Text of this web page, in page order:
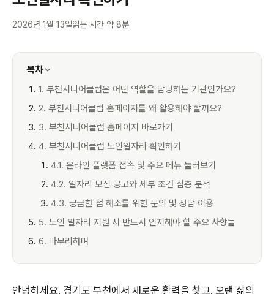
2026년 1월 13일읽는 시간 약 8분
목차
1. 부천시니어클럽은 어떤 역할을 담당하는 기관인가요?
2. 부천시니어클럽 홈페이지를 왜 활용해야 할까요?
3. 부천시니어클럽 홈페이지 바로가기
4. 부천시니어클럽 노인일자리 확인하기
4.1. 온라인 플랫폼 접속 및 주요 메뉴 둘러보기
4.2. 일자리 모집 공고와 세부 조건 심층 분석
4.3. 궁금한 점 해소를 위한 문의 및 상담 이용
5. 노인 일자리 지원 시 반드시 인지해야 할 주요 사항들
6. 마무리하며
안녕하세요. 경기도 부천에서 새로운 활력을 찾고, 오랜 삶의